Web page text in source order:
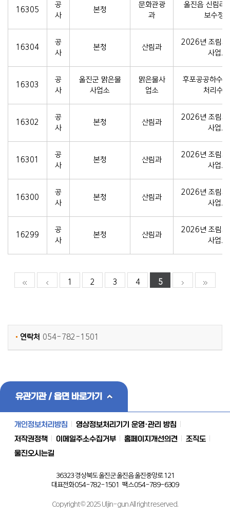
16305
공
사
본청
문화관광
과
울진읍 신림리
보수정..
16304
공
사
본청 산림과
2026년 조림지
사업..
16303
공
사
울진군 맑은물
사업소
맑은물사
업소
후포공공하수
처리수 ..
16302
공
사
본청 산림과
2026년 조림지
사업..
16301
공
사
본청 산림과
2026년 조림지
사업..
16300
공
사
본청 산림과
2026년 조림지
사업..
16299
공
사
본청 산림과
2026년 조림지
사업..
1 2 3 4 5
연락처 054-782-1501
유관기관 / 읍면 바로가기
개인정보처리방침
영상정보처리기기 운영·관리 방침
저작권정책
이메일주소수집거부 홈페이지개선의견
조직도
울진오시는길
36323 경상북도 울진군 울진읍 울진중앙로 121
대표전화 054-782-1501 팩스 054-789-6309
Copyright © 2025 Uljin-gun All right reserved.